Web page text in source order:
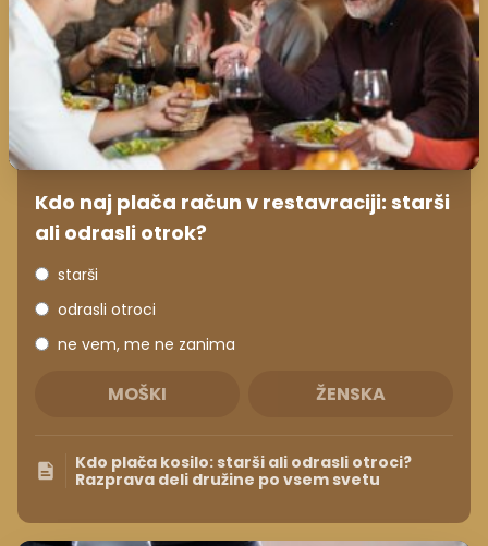
Kdo naj plača račun v restavraciji: starši
ali odrasli otrok?
starši
odrasli otroci
ne vem, me ne zanima
MOŠKI ŽENSKA
Kdo plača kosilo: starši ali odrasli otroci?
Razprava deli družine po vsem svetu